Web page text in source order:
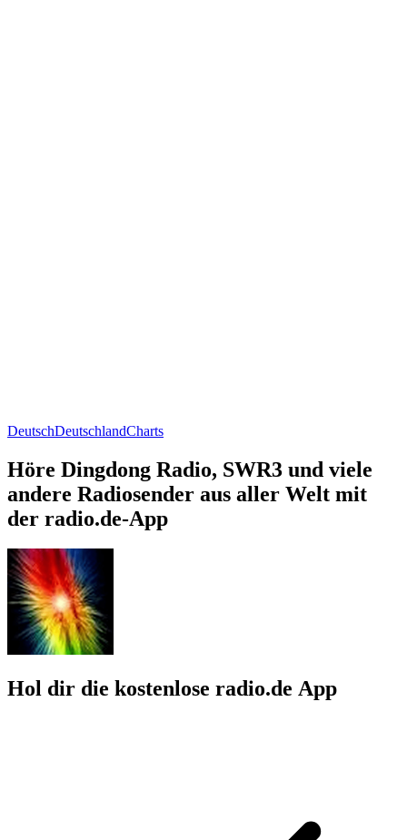
DeutschDeutschlandCharts
Höre Dingdong Radio, SWR3 und viele
andere Radiosender aus aller Welt mit
der radio.de-App
Hol dir die kostenlose radio.de App